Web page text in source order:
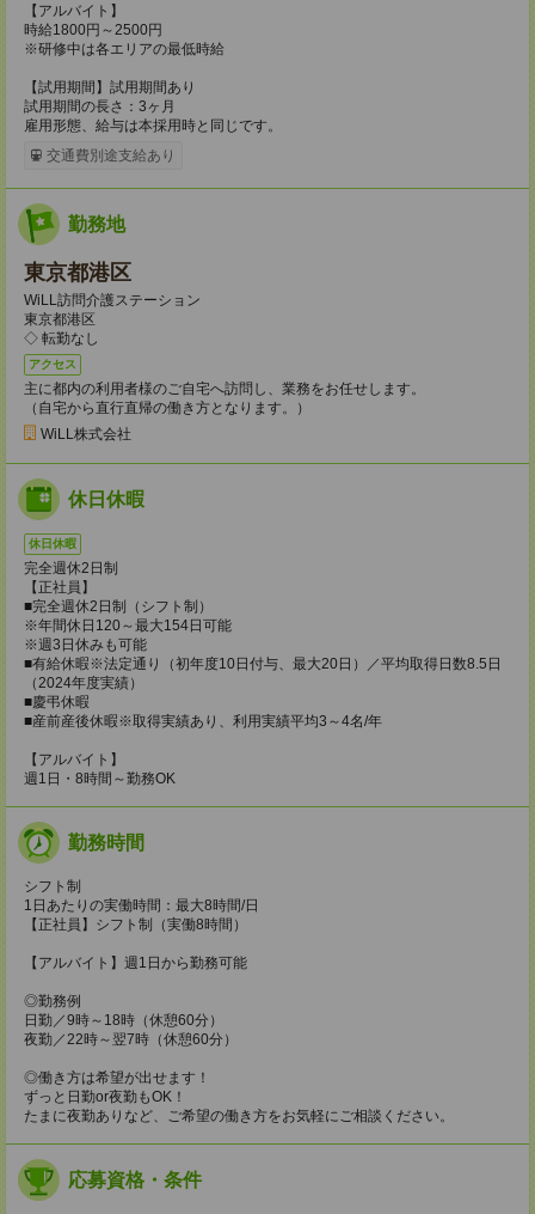
【アルバイト】
時給1800円～2500円
※研修中は各エリアの最低時給
【試用期間】試用期間あり
試用期間の長さ：3ヶ月
雇用形態、給与は本採用時と同じです。
交通費別途支給あり
勤務地
東京都港区
WiLL訪問介護ステーション
東京都港区
◇ 転勤なし
アクセス
主に都内の利用者様のご自宅へ訪問し、業務をお任せします。
（自宅から直行直帰の働き方となります。）
WiLL株式会社
休日休暇
休日休暇
完全週休2日制
【正社員】
■完全週休2日制（シフト制）
※年間休日120～最大154日可能
※週3日休みも可能
■有給休暇※法定通り（初年度10日付与、最大20日）／平均取得日数8.5日
（2024年度実績）
■慶弔休暇
■産前産後休暇※取得実績あり、利用実績平均3～4名/年
【アルバイト】
週1日・8時間～勤務OK
勤務時間
シフト制
1日あたりの実働時間：最大8時間/日
【正社員】シフト制（実働8時間）
【アルバイト】週1日から勤務可能
◎勤務例
日勤／9時～18時（休憩60分）
夜勤／22時～翌7時（休憩60分）
◎働き方は希望が出せます！
ずっと日勤or夜勤もOK！
たまに夜勤ありなど、ご希望の働き方をお気軽にご相談ください。
応募資格・条件